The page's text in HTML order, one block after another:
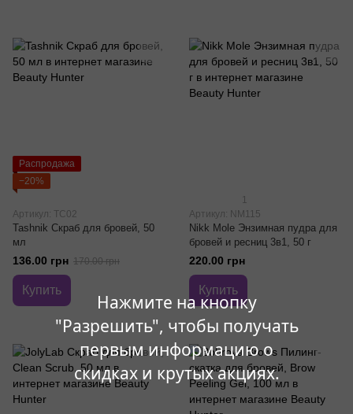
Нажмите на кнопку
"Разрешить", чтобы получать
первым информацию о
скидках и крутых акциях.
Распродажа
−20%
Артикул: TC02
Tashnik Скраб для бровей, 50
мл
136.00 грн 170.00 грн
Купить
1
Артикул: NM115
Nikk Mole Энзимная пудра для
бровей и ресниц 3в1, 50 г
220.00 грн
Купить